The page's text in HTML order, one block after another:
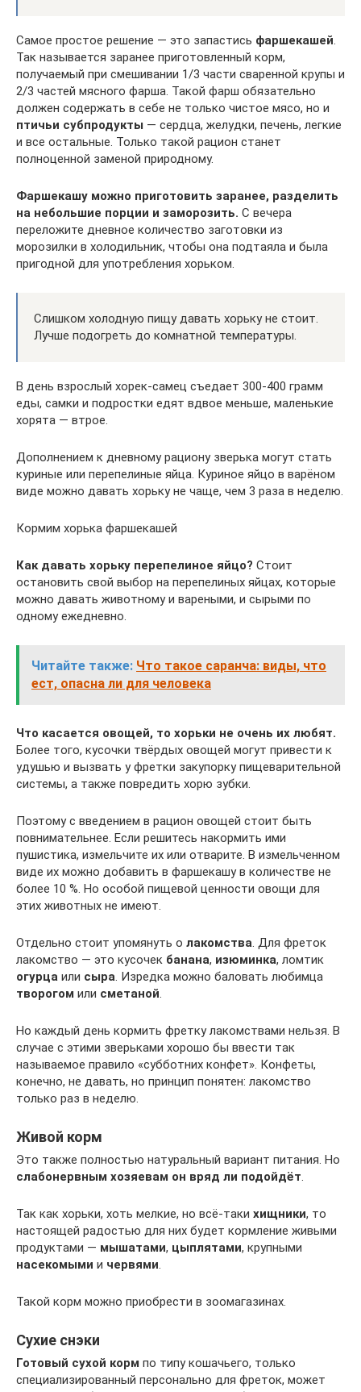
Самое простое решение — это запастись фаршекашей.
Так называется заранее приготовленный корм,
получаемый при смешивании 1/3 части сваренной крупы и
2/3 частей мясного фарша. Такой фарш обязательно
должен содержать в себе не только чистое мясо, но и
птичьи субпродукты — сердца, желудки, печень, легкие
и все остальные. Только такой рацион станет
полноценной заменой природному.
Фаршекашу можно приготовить заранее, разделить
на небольшие порции и заморозить. С вечера
переложите дневное количество заготовки из
морозилки в холодильник, чтобы она подтаяла и была
пригодной для употребления хорьком.
Слишком холодную пищу давать хорьку не стоит.
Лучше подогреть до комнатной температуры.
В день взрослый хорек-самец съедает 300-400 грамм
еды, самки и подростки едят вдвое меньше, маленькие
хорята — втрое.
Дополнением к дневному рациону зверька могут стать
куриные или перепелиные яйца. Куриное яйцо в варёном
виде можно давать хорьку не чаще, чем 3 раза в неделю.
Кормим хорька фаршекашей
Как давать хорьку перепелиное яйцо? Стоит
остановить свой выбор на перепелиных яйцах, которые
можно давать животному и вареными, и сырыми по
одному ежедневно.
Читайте также: Что такое саранча: виды, что
ест, опасна ли для человека
Что касается овощей, то хорьки не очень их любят.
Более того, кусочки твёрдых овощей могут привести к
удушью и вызвать у фретки закупорку пищеварительной
системы, а также повредить хорю зубки.
Поэтому с введением в рацион овощей стоит быть
повнимательнее. Если решитесь накормить ими
пушистика, измельчите их или отварите. В измельченном
виде их можно добавить в фаршекашу в количестве не
более 10 %. Но особой пищевой ценности овощи для
этих животных не имеют.
Отдельно стоит упомянуть о лакомства. Для фреток
лакомство — это кусочек банана, изюминка, ломтик
огурца или сыра. Изредка можно баловать любимца
творогом или сметаной.
Но каждый день кормить фретку лакомствами нельзя. В
случае с этими зверьками хорошо бы ввести так
называемое правило «субботних конфет». Конфеты,
конечно, не давать, но принцип понятен: лакомство
только раз в неделю.
Живой корм
Это также полностью натуральный вариант питания. Но
слабонервным хозяевам он вряд ли подойдёт.
Так как хорьки, хоть мелкие, но всё-таки хищники, то
настоящей радостью для них будет кормление живыми
продуктами — мышатами, цыплятами, крупными
насекомыми и червями.
Такой корм можно приобрести в зоомагазинах.
Сухие снэки
Готовый сухой корм по типу кошачьего, только
специализированный персонально для фреток, может